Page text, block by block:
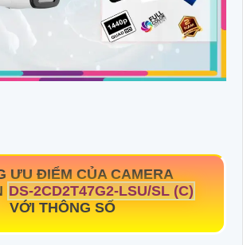
ƯU ĐIỂM CỦA CAMERA
DS-2CD2T47G2-LSU/SL (C)
VỚI THÔNG SỐ